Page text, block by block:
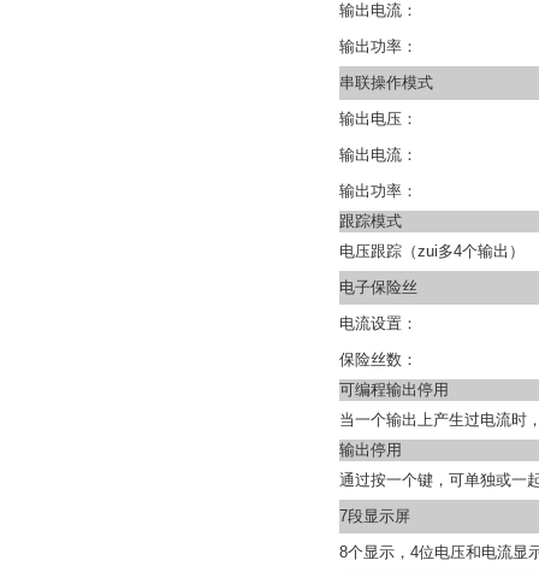
输出电流：
输出功率：
串联操作模式
输出电压：
输出电流：
输出功率：
跟踪模式
电压跟踪（zui多4个输出）
电子保险丝
电流设置：
保险丝数：
可编程输出停用
当一个输出上产生过电流时
输出停用
通过按一个键，可单独或一
7段显示屏
8个显示，4位电压和电流显